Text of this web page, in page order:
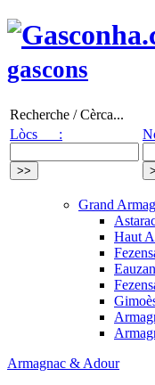
gascons
Recherche / Cèrca...
Lòcs :
Grand
Haut
Armagnac & Adour